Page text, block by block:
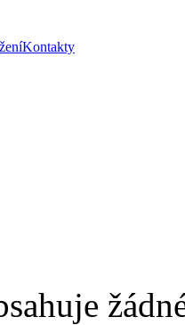
Kontakty